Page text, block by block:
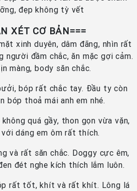
đẹp không tỳ vết
XÉT CƠ BẢN===
xinh duyên, dâm đãng, nhìn rất
người đầm chắc, ăn mặc gợi cảm.
màng, body săn chắc.
bóp rất chắc tay. Đầu ty còn
bóp thoả mái anh em nhé.
quá gầy, thon gọn vừa vặn,
với dáng em ôm rất thích.
và rất săn chắc. Doggy cực êm,
đét nghe kích thích lắm luôn.
rất tốt, khít và rất khít. Lông lá